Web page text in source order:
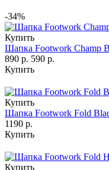
-34%
Купить
Шапка Footwork Champ
890 р. 590 р.
Купить
Купить
Шапка Footwork Fold
1190 р.
Купить
Купить